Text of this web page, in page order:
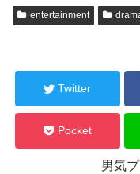
開
き
ま
entertainment
Twitter
Pocket
男気